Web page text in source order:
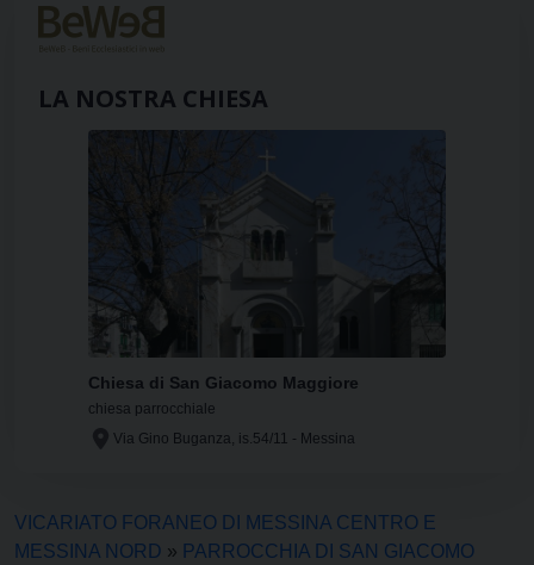
LA NOSTRA CHIESA
Chiesa di San Giacomo Maggiore
chiesa parrocchiale
Via Gino Buganza, is.54/11 - Messina
VICARIATO FORANEO DI MESSINA CENTRO E
MESSINA NORD » PARROCCHIA DI SAN GIACOMO